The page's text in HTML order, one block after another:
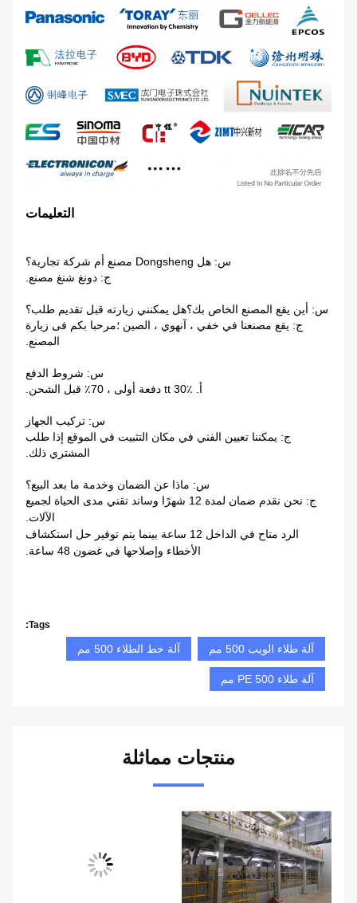
التعليمات
س: هل Dongsheng مصنع أم شركة تجارية؟
ج: دونغ شنغ مصنع.
س: أين يقع المصنع الخاص بك؟هل يمكنني زيارته قبل تقديم طلب؟
ج: يقع مصنعنا في خفي ، آنهوي ، الصين ؛مرحبا بكم فى زيارة
المصنع.
س: شروط الدفع
أ. tt 30٪ دفعة أولى ، 70٪ قبل الشحن.
س: تركيب الجهاز
ج: يمكننا تعيين الفني في مكان التثبيت في الموقع إذا طلب
المشتري ذلك.
س: ماذا عن الضمان وخدمة ما بعد البيع؟
ج: نحن نقدم ضمان لمدة 12 شهرًا وساند تقني مدى الحياة لجميع
الآلات.
الرد متاح في الداخل
12 ساعة بينما يتم توفير حل استكشاف
الأخطاء وإصلاحها في غضون 48 ساعة.
Tags:
آلة طلاء الويب 500 مم آلة خط الطلاء 500 مم
آلة طلاء PE 500 مم
منتجات مماثلة